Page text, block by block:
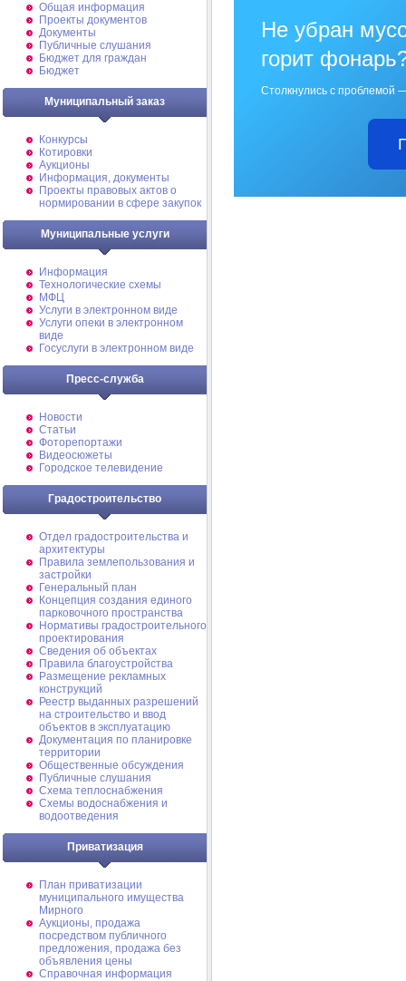
Общая информация
Проекты документов
Документы
Публичные слушания
Бюджет для граждан
Бюджет
Муниципальный заказ
Конкурсы
Котировки
Аукционы
Информация, документы
Проекты правовых актов о
нормировании в сфере закупок
Муниципальные услуги
Информация
Технологические схемы
МФЦ
Услуги в электронном виде
Услуги опеки в электронном
виде
Госуслуги в электронном виде
Пресс-служба
Новости
Статьи
Фоторепортажи
Видеосюжеты
Городское телевидение
Градостроительство
Отдел градостроительства и
архитектуры
Правила землепользования и
застройки
Генеральный план
Концепция создания единого
парковочного пространства
Нормативы градостроительного
проектирования
Сведения об объектах
Правила благоустройства
Размещение рекламных
конструкций
Реестр выданных разрешений
на строительство и ввод
объектов в эксплуатацию
Документация по планировке
территории
Общественные обсуждения
Публичные слушания
Схема теплоснабжения
Схемы водоснабжения и
водоотведения
Приватизация
План приватизации
муниципального имущества
Мирного
Аукционы, продажа
посредством публичного
предложения, продажа без
объявления цены
Справочная информация
Не убран
горит
Столкнулись с проблемой